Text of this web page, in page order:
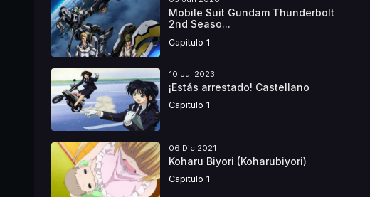
Mobile Suit Gundam Thunderbolt
2nd Seaso...
Capitulo 1
10 Jul 2023
¡Estás arrestado! Castellano
Capitulo 1
06 Dic 2021
Koharu Biyori (Koharubiyori)
Capitulo 1